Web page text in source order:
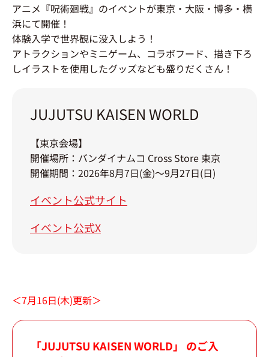
アニメ『呪術廻戦』のイベントが東京・大阪・博多・横
浜にて開催！
体験入学で世界観に没入しよう！
アトラクションやミニゲーム、コラボフード、描き下ろ
しイラストを使用したグッズなども盛りだくさん！
JUJUTSU KAISEN WORLD
【東京会場】
開催場所：バンダイナムコ Cross Store 東京
開催期間：2026年8月7日(金)～9月27日(日)
イベント公式サイト
イベント公式X
＜7月16日(木)更新＞
「JUJUTSU KAISEN WORLD」 のご入